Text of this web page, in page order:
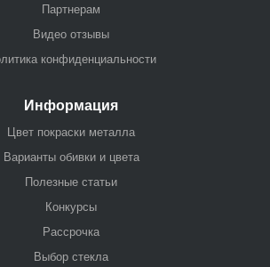
Партнерам
Видео отзывы
конфиденциальности
Информация
Цвет покраски металла
Варианты обивки и цвета
Полезные статьи
Конкурсы
Рассрочка
Выбор стекла